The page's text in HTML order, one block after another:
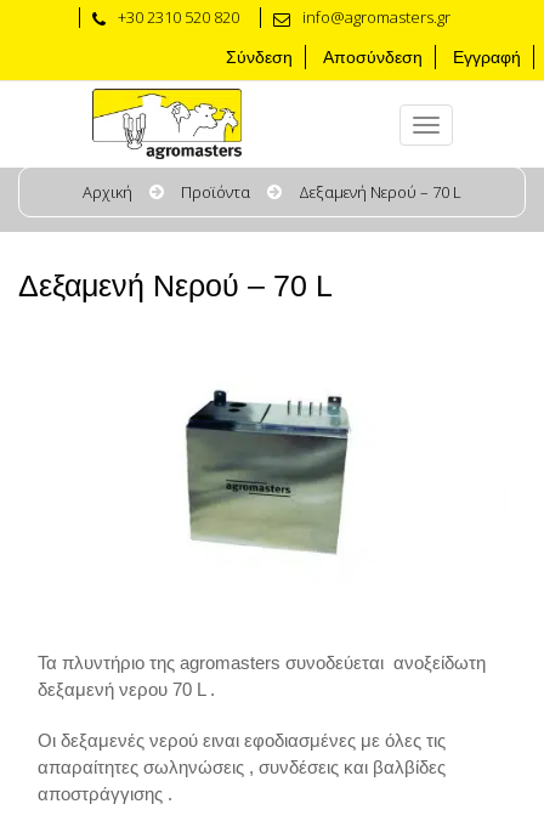
+30 2310 520 820 info@agromasters.gr
Σύνδεση Αποσύνδεση Εγγραφή
Αρχική Προϊόντα Δεξαμενή Νερού – 70 L
Δεξαμενή Νερού – 70 L
Τα πλυντήριo της agromasters συνοδεύεται ανοξείδωτη
δεξαμενή νερου 70 L .
Οι δεξαμενές νερού ειναι εφοδιασμένες με όλες τις
απαραίτητες σωληνώσεις , συνδέσεις και βαλβίδες
αποστράγγισης .